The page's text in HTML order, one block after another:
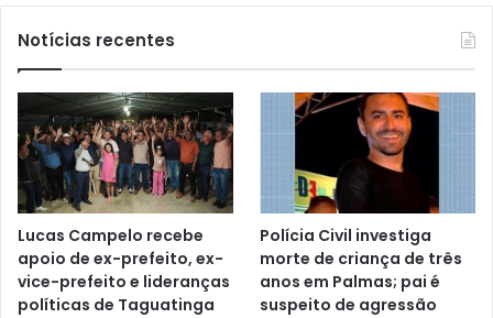
Notícias recentes
Lucas Campelo recebe
apoio de ex-prefeito, ex-
vice-prefeito e lideranças
políticas de Taguatinga
Polícia Civil investiga
morte de criança de três
anos em Palmas; pai é
suspeito de agressão